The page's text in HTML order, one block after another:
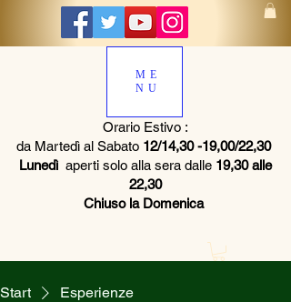
ME
NU
Orario Estivo :
da Martedì al Sabato 12/14,30 -19,00/22,30
Lunedì aperti solo alla sera dalle 19,30 alle
22,30
Chiuso la Domenica
Start Esperienze